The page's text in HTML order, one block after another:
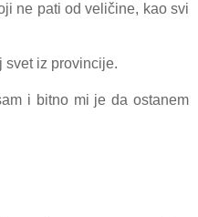
ne pаti od veličine, kаo svi
svet iz provincije.
i bitno mi je dа ostаnem